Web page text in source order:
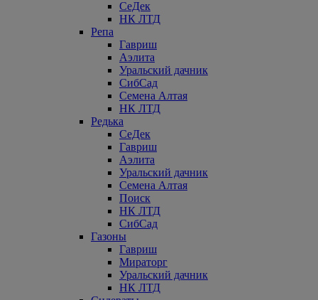
СеДек
НК ЛТД
Репа
Гавриш
Аэлита
Уральский дачник
СибСад
Семена Алтая
НК ЛТД
Редька
СеДек
Гавриш
Аэлита
Уральский дачник
Семена Алтая
Поиск
НК ЛТД
СибСад
Газоны
Гавриш
Мираторг
Уральский дачник
НК ЛТД